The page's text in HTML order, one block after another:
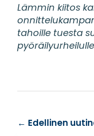
Lämmin kiitos
tahoille tuesta
← Edellinen